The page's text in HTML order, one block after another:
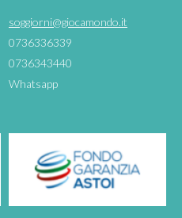
soggiorni@giocamondo.it
0736336339
0736343440
Whatsapp